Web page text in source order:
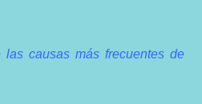
causas más frecuentes de